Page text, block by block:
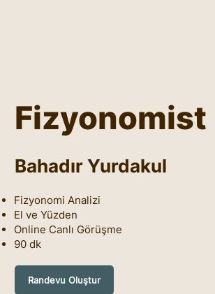
Fizyonomist
Bahadır Yurdakul
Fizyonomi Analizi
El ve Yüzden
Online Canlı Görüşme
90 dk
Randevu Oluştur